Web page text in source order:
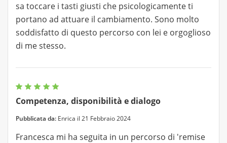
sa toccare i tasti giusti che psicologicamente ti
portano ad attuare il cambiamento. Sono molto
soddisfatto di questo percorso con lei e orgoglioso
di me stesso.
Competenza, disponibilità e dialogo
Pubblicata da: Enrica il 21 Febbraio 2024
Francesca mi ha seguita in un percorso di 'remise